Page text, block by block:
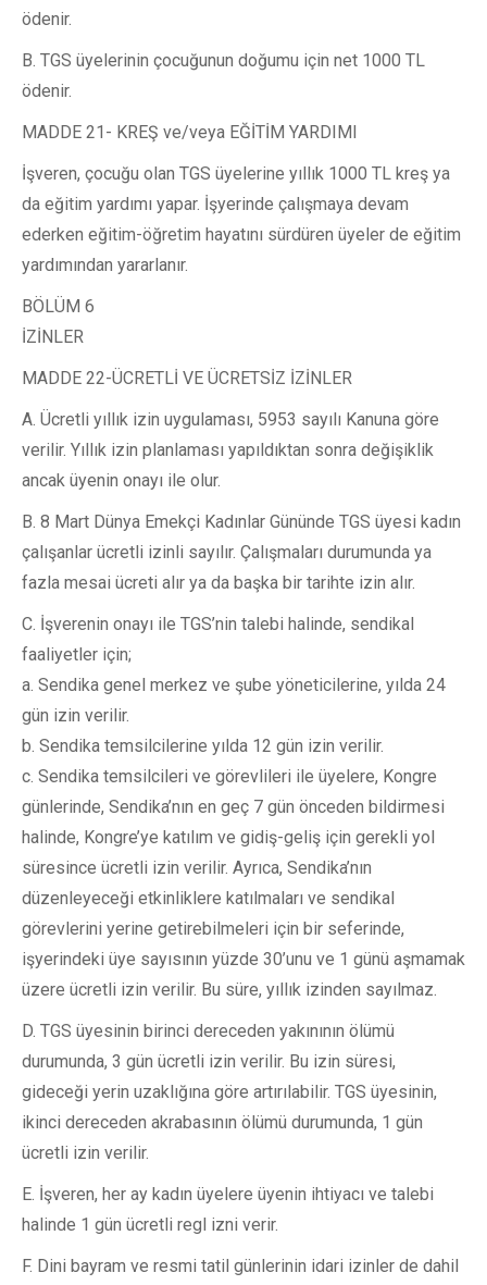
ödenir.
B. TGS üyelerinin çocuğunun doğumu için net 1000 TL
ödenir.
MADDE 21- KREŞ ve/veya EĞİTİM YARDIMI
İşveren, çocuğu olan TGS üyelerine yıllık 1000 TL kreş ya
da eğitim yardımı yapar. İşyerinde çalışmaya devam
ederken eğitim-öğretim hayatını sürdüren üyeler de eğitim
yardımından yararlanır.
BÖLÜM 6
İZİNLER
MADDE 22-ÜCRETLİ VE ÜCRETSİZ İZİNLER
A. Ücretli yıllık izin uygulaması, 5953 sayılı Kanuna göre
verilir. Yıllık izin planlaması yapıldıktan sonra değişiklik
ancak üyenin onayı ile olur.
B. 8 Mart Dünya Emekçi Kadınlar Gününde TGS üyesi kadın
çalışanlar ücretli izinli sayılır. Çalışmaları durumunda ya
fazla mesai ücreti alır ya da başka bir tarihte izin alır.
C. İşverenin onayı ile TGS’nin talebi halinde, sendikal
faaliyetler için;
a. Sendika genel merkez ve şube yöneticilerine, yılda 24
gün izin verilir.
b. Sendika temsilcilerine yılda 12 gün izin verilir.
c. Sendika temsilcileri ve görevlileri ile üyelere, Kongre
günlerinde, Sendika’nın en geç 7 gün önceden bildirmesi
halinde, Kongre’ye katılım ve gidiş-geliş için gerekli yol
süresince ücretli izin verilir. Ayrıca, Sendika’nın
düzenleyeceği etkinliklere katılmaları ve sendikal
görevlerini yerine getirebilmeleri için bir seferinde,
işyerindeki üye sayısının yüzde 30’unu ve 1 günü aşmamak
üzere ücretli izin verilir. Bu süre, yıllık izinden sayılmaz.
D. TGS üyesinin birinci dereceden yakınının ölümü
durumunda, 3 gün ücretli izin verilir. Bu izin süresi,
gideceği yerin uzaklığına göre artırılabilir. TGS üyesinin,
ikinci dereceden akrabasının ölümü durumunda, 1 gün
ücretli izin verilir.
E. İşveren, her ay kadın üyelere üyenin ihtiyacı ve talebi
halinde 1 gün ücretli regl izni verir.
F. Dini bayram ve resmi tatil günlerinin idari izinler de dahil